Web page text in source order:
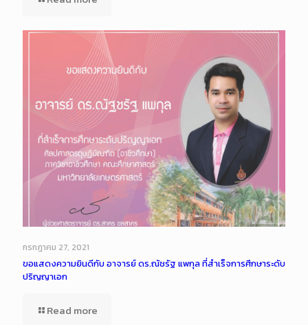
กรกฎาคม 27, 2021
ขอแสดงความยินดีกับ อาจารย์ ดร.ณัชรัฐ แพกุล ที่สำเร็จการศึกษาระดับ
ปริญญาเอก
Read more